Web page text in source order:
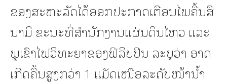
ຂອງສະຫະລັດໄດ້ອອກປະກາດເຕືອນໄພຄື້ນສຶ
ນາມິ ຂະນະທີ່ສຳນັກງານແຜ່ນດິນໄຫວ ແລະ
ພູເຂົາໄຟວິທະຍາຂອງຟິລິບປິນ ລະບຸວ່າ ອາດ
ເກີດຄື້ນສູງກວ່າ 1 ແມັດເໜືອລະດັບໜ້ານ້ຳ